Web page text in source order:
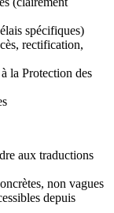
spécifiques)
rectification,
la Protection des
aux traductions
non vagues
depuis